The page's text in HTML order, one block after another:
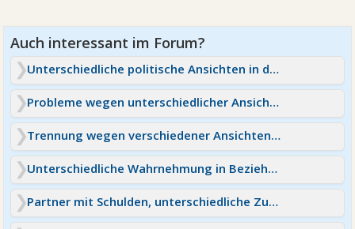
Unterschiedliche politische Ansichten in der Beziehung
Probleme wegen unterschiedlicher Ansichten Moslem & Christ
Trennung wegen verschiedener Ansichten & fehlendem Vertrauen?
Unterschiedliche Wahrnehmung in Beziehung
Partner mit Schulden, unterschiedliche Zukunftsvisionen